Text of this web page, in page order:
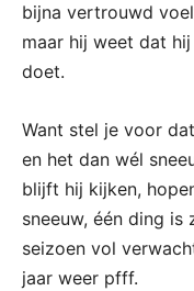
bijna vertrouwd
maar hij weet dat
doet.
Want stel je voor
en het dan wél
blijft hij kijken,
sneeuw, één ding
seizoen vol
jaar weer pfff.